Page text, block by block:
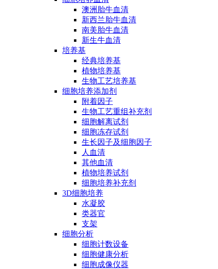
澳洲胎牛血清
新西兰胎牛血清
南美胎牛血清
新生牛血清
培养基
经典培养基
植物培养基
生物工艺培养基
细胞培养添加剂
附着因子
生物工艺重组补充剂
细胞解离试剂
细胞冻存试剂
生长因子及细胞因子
人血清
其他血清
植物培养试剂
细胞培养补充剂
3D细胞培养
水凝胶
类器官
支架
细胞分析
细胞计数设备
细胞健康分析
细胞成像仪器